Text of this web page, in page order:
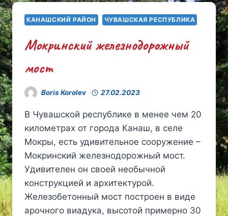
КАНАШСКИЙ РАЙОН ЧУВАШСКАЯ РЕСПУБЛИКА
Мокринский железнодорожный
мост
Boris Korolev 27.02.2023
В Чувашской республике в менее чем 20
километрах от города Канаш, в селе
Мокры, есть удивительное сооружение –
Мокринский железнодорожный мост.
Удивителен он своей необычной
конструкцией и архитектурой.
Железобетонный мост построен в виде
арочного виадука, высотой примерно 30